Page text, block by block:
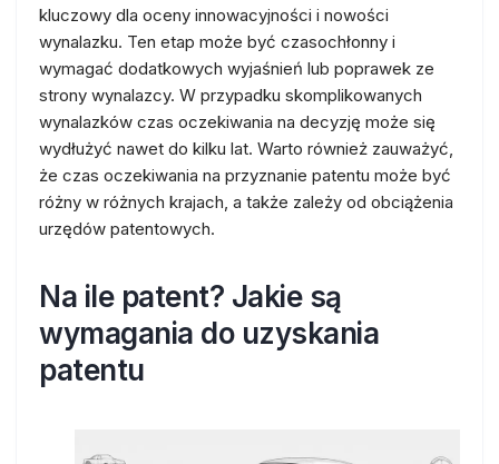
kluczowy dla oceny innowacyjności i nowości
wynalazku. Ten etap może być czasochłonny i
wymagać dodatkowych wyjaśnień lub poprawek ze
strony wynalazcy. W przypadku skomplikowanych
wynalazków czas oczekiwania na decyzję może się
wydłużyć nawet do kilku lat. Warto również zauważyć,
że czas oczekiwania na przyznanie patentu może być
różny w różnych krajach, a także zależy od obciążenia
urzędów patentowych.
Na ile patent? Jakie są
wymagania do uzyskania
patentu